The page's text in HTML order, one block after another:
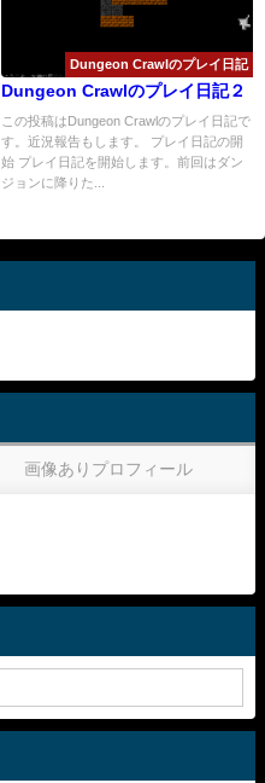
Dungeon Crawlのプレイ日記
Dungeon Crawlのプレイ日記２
この投稿はDungeon Crawlのプレイ日記で
す。近況報告もします。 プレイ日記の開
始 プレイ日記を開始します。前回はダン
ジョンに降りた...
画像ありプロフィール